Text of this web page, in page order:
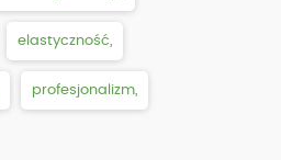
elastyczność,
profesjonalizm,